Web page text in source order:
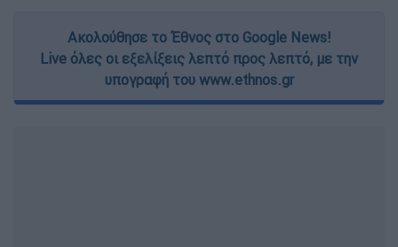
Ακολούθησε το Έθνος στο Google News!
Live όλες οι εξελίξεις λεπτό προς λεπτό, με την
υπογραφή του www.ethnos.gr